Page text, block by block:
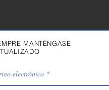
MANTÉNGASE
electrónico